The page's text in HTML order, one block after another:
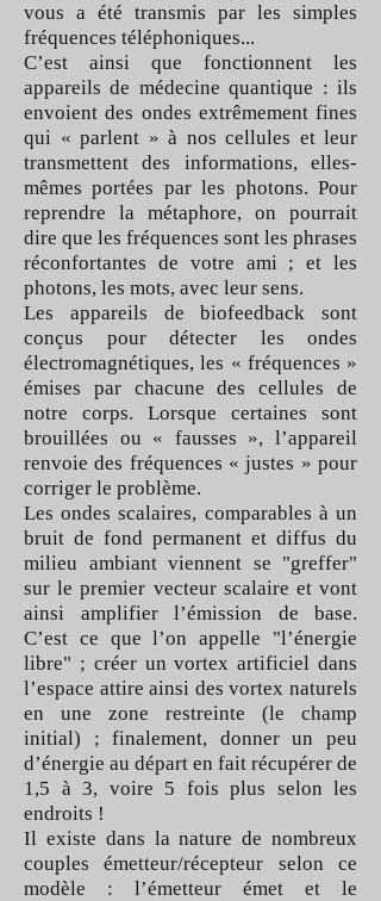
vous a été transmis par les simples
fréquences téléphoniques...
C’est ainsi que fonctionnent les
appareils de médecine quantique : ils
envoient des ondes extrêmement fines
qui « parlent » à nos cellules et leur
transmettent des informations, elles-
mêmes portées par les photons. Pour
reprendre la métaphore, on pourrait
dire que les fréquences sont les phrases
réconfortantes de votre ami ; et les
photons, les mots, avec leur sens.
Les appareils de biofeedback sont
conçus pour détecter les ondes
électromagnétiques, les « fréquences »
émises par chacune des cellules de
notre corps. Lorsque certaines sont
brouillées ou « fausses », l’appareil
renvoie des fréquences « justes » pour
corriger le problème.
Les ondes scalaires, comparables à un
bruit de fond permanent et diffus du
milieu ambiant viennent se "greffer"
sur le premier vecteur scalaire et vont
ainsi amplifier l’émission de base.
C’est ce que l’on appelle "l’énergie
libre" ; créer un vortex artificiel dans
l’espace attire ainsi des vortex naturels
en une zone restreinte (le champ
initial) ; finalement, donner un peu
d’énergie au départ en fait récupérer de
1,5 à 3, voire 5 fois plus selon les
endroits !
Il existe dans la nature de nombreux
couples émetteur/récepteur selon ce
modèle : l’émetteur émet et le